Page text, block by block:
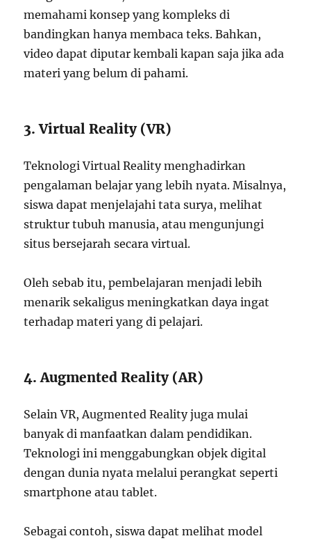
memahami konsep yang kompleks di
bandingkan hanya membaca teks. Bahkan,
video dapat diputar kembali kapan saja jika ada
materi yang belum di pahami.
3. Virtual Reality (VR)
Teknologi Virtual Reality menghadirkan
pengalaman belajar yang lebih nyata. Misalnya,
siswa dapat menjelajahi tata surya, melihat
struktur tubuh manusia, atau mengunjungi
situs bersejarah secara virtual.
Oleh sebab itu, pembelajaran menjadi lebih
menarik sekaligus meningkatkan daya ingat
terhadap materi yang di pelajari.
4. Augmented Reality (AR)
Selain VR, Augmented Reality juga mulai
banyak di manfaatkan dalam pendidikan.
Teknologi ini menggabungkan objek digital
dengan dunia nyata melalui perangkat seperti
smartphone atau tablet.
Sebagai contoh, siswa dapat melihat model